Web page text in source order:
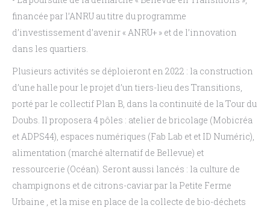
financée par l’ANRU au titre duprogramme
d’investissement d’avenir « ANRU+ » et de l’innovation
dans les quartiers.
Plusieurs activités se déploieront en 2022 : la construction
d’une halle pour le projet d’un tiers-lieu des Transitions,
porté par le collectif Plan B, dans la continuité de la Tour du
Doubs. Il proposera 4 pôles : atelier de bricolage (Mobicréa
et ADPS44), espaces numériques (Fab Lab et et ID Numéric),
alimentation (marché alternatif de Bellevue) et
ressourcerie (Océan). Seront aussi lancés : la culture de
champignons et de citrons-caviar par la Petite Ferme
Urbaine , et la mise en place de la collecte de bio-déchets